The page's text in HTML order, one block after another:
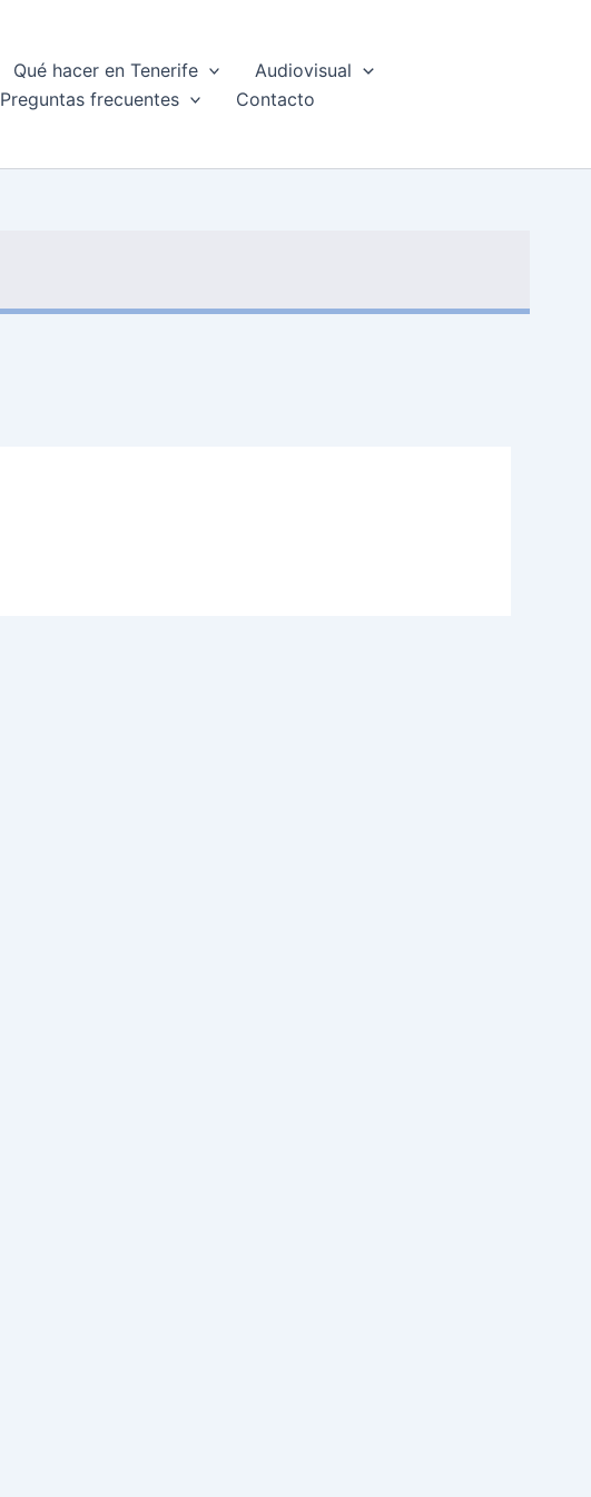
Qué hacer en Tenerife
Audiovisual
Preguntas frecuentes Contacto